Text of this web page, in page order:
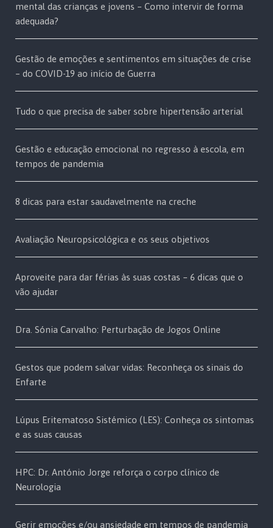
mental das crianças e jovens – Como intervir de forma
adequada?
Gestão de emoções e sentimentos em situações de crise
– do COVID-19 ao início de Guerra
Tudo o que precisa de saber sobre hipertensão arterial
Gestão e educação emocional no regresso à escola, em
tempos de pandemia
8 dicas para estar saudavelmente na creche
Avaliação Neuropsicológica e os seus objetivos
Aproveite para dar férias às suas costas – 6 dicas que o
vão ajudar
Dra. Sónia Carvalho: Perturbação de Jogos Online
Gestos que podem salvar vidas: Reconheça os sinais do
Enfarte
Lúpus Eritematoso Sistémico (LES): Conheça os sintomas
e as suas causas
HPC: Dr. António Jorge reforça o corpo clínico de
Neurologia
Gerir emoções e/ou ansiedade em tempos de pandemia